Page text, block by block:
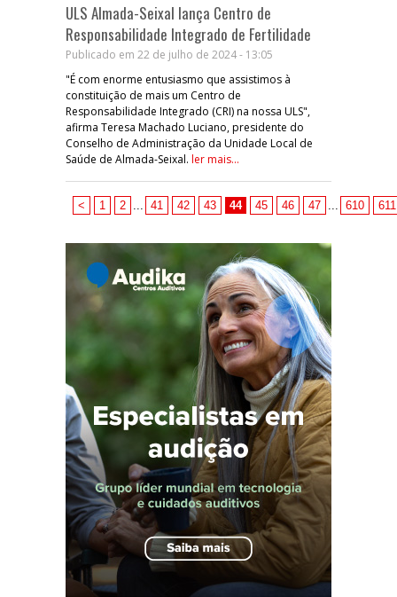
ULS Almada-Seixal lança Centro de
Responsabilidade Integrado de Fertilidade
Publicado em 22 de julho de 2024 - 13:05
"É com enorme entusiasmo que assistimos à
constituição de mais um Centro de
Responsabilidade Integrado (CRI) na nossa ULS",
afirma Teresa Machado Luciano, presidente do
Conselho de Administração da Unidade Local de
Saúde de Almada-Seixal. ler mais...
< 1 2 41 42 43 44 45 46 47 610 611